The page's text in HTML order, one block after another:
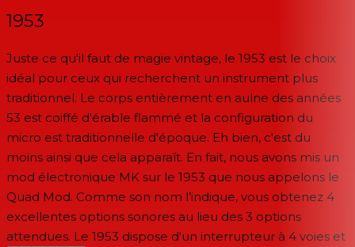
1953
Juste ce qu'il faut de magie vintage, le 1953 est le choix
idéal pour ceux qui recherchent un instrument plus
traditionnel. Le corps entièrement en aulne des années
53 est coiffé d'érable flammé et la configuration du
micro est traditionnelle d'époque. Eh bien, c'est du
moins ainsi que cela apparaît. En fait, nous avons mis un
mod électronique MK sur le 1953 que nous appelons le
Quad Mod. Comme son nom l’indique, vous obtenez 4
excellentes options sonores au lieu des 3 options
attendues. Le 1953 dispose d'un interrupteur à 4 voies et